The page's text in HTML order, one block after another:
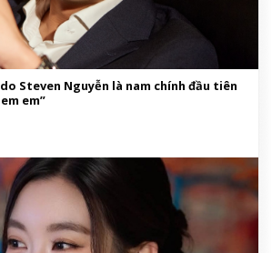
Steven Nguyễn là nam chính đầu tiên
em”